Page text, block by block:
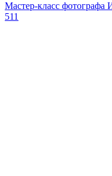
Мастер-класс фотографа
511